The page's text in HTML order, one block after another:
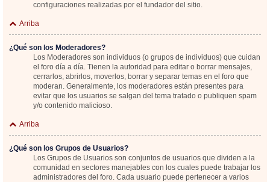
configuraciones realizadas por el fundador del sitio.
Arriba
¿Qué son los Moderadores?
Los Moderadores son individuos (o grupos de individuos) que cuidan
el foro día a día. Tienen la autoridad para editar o borrar mensajes,
cerrarlos, abrirlos, moverlos, borrar y separar temas en el foro que
moderan. Generalmente, los moderadores están presentes para
evitar que los usuarios se salgan del tema tratado o publiquen spam
y/o contenido malicioso.
Arriba
¿Qué son los Grupos de Usuarios?
Los Grupos de Usuarios son conjuntos de usuarios que dividen a la
comunidad en sectores manejables con los cuales puede trabajar los
administradores del foro. Cada usuario puede pertenecer a varios